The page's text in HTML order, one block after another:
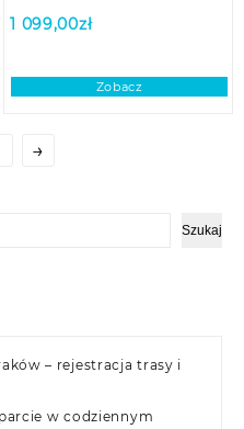
Szukaj
– rejestracja trasy i
w codziennym
1 099,00zł
Zobacz
→